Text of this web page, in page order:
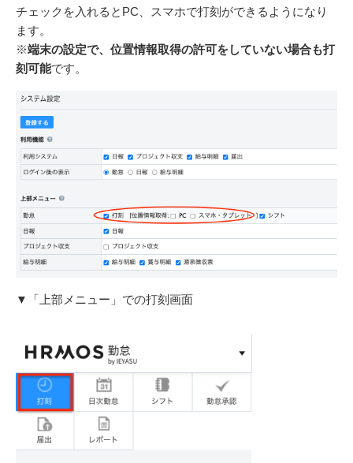
チェックを入れるとPC、スマホで打刻ができるようになり
ます。
※端末の設定で、位置情報取得の許可をしていない場合も打
刻可能です。
▼「上部メニュー」での打刻画面